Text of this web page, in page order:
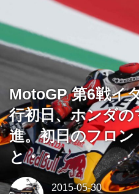
MotoGP 第6戦イ
行初日、ホンダ
進。初日のフロ
と・・
2015-05-30